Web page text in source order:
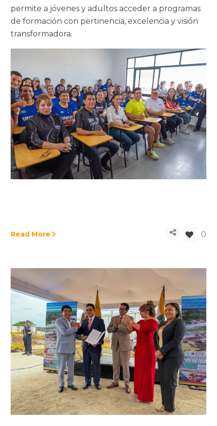
permite a jóvenes y adultos acceder a programas
de formación con pertinencia, excelencia y visión
transformadora.
Read More 0